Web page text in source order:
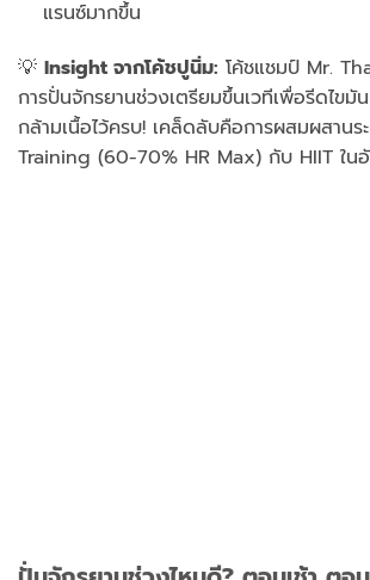
แรนซ์มากขึ้น
💡 Insight จากโค้ชปูนิ่ม: โค้ชแชมป์ Mr.
การปั่นจักรยานช่วงเตรียมขึ้นเวทีเพื่อรีดไขมั
กล้ามเนื้อไว้ครบ! เคล็ดลับคือการผสมผสาน
Training (60-70% HR Max) กับ HIIT ใน